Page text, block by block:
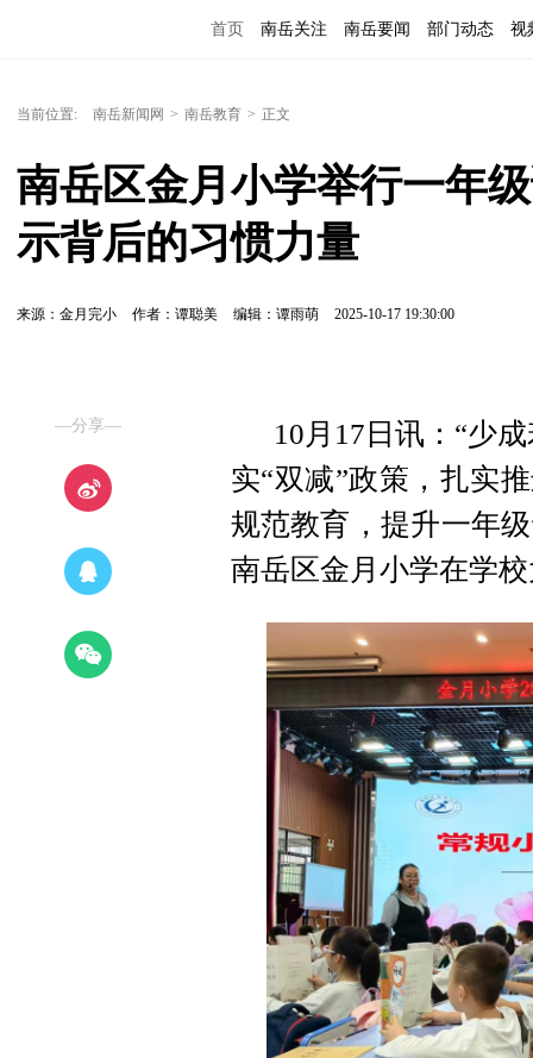
首页 南岳关注 南岳要闻 部门动态 视
当前位置: 南岳新闻网 > 南岳教育 > 正文
南岳区金月小学举行一年
示背后的习惯力量
来源：金月完小 作者：谭聪美 编辑：谭雨萌 2025-10-17 19:30:00
—分享—
10月17日讯：“少
实“双减”政策，扎实
规范教育，提升一年
南岳区金月小学在学